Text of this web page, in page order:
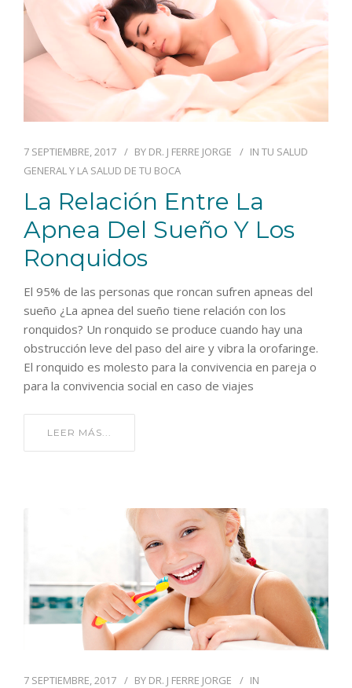
CONTACTO
7 SEPTIEMBRE, 2017 BY DR. J FERRE JORGE IN TU SALUD
GENERAL Y LA SALUD DE TU BOCA
La Relación Entre La
Apnea Del Sueño Y Los
Ronquidos
El 95% de las personas que roncan sufren apneas del
sueño ¿La apnea del sueño tiene relación con los
ronquidos? Un ronquido se produce cuando hay una
obstrucción leve del paso del aire y vibra la orofaringe.
El ronquido es molesto para la convivencia en pareja o
para la convivencia social en caso de viajes
LEER MÁS...
7 SEPTIEMBRE, 2017 BY DR. J FERRE JORGE
IN